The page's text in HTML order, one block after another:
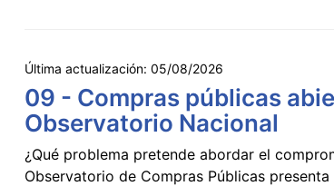
Última actualización: 05/08/2026
09 - Compras públicas
Observatorio Nacional
¿Qué problema pretende abordar el
Observatorio de Compras Públicas